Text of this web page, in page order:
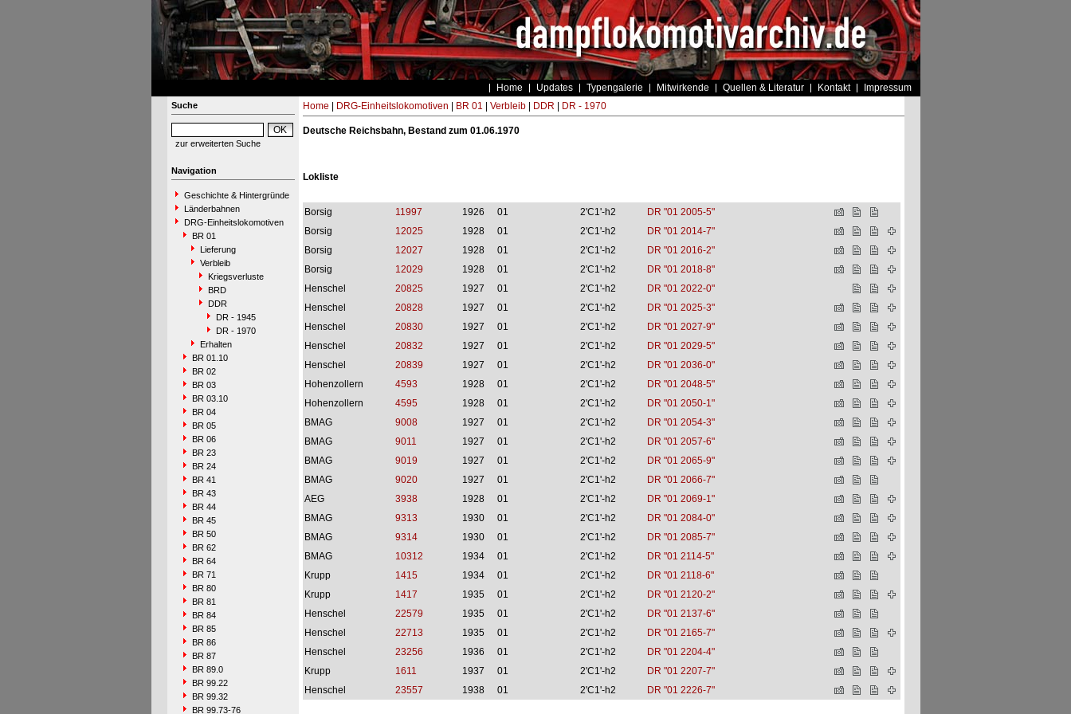
Home Updates Typengalerie Mitwirkende Quellen & Literatur Kontakt Impressum
Suche
zur erweiterten Suche
Navigation
Geschichte & Hintergründe
Länderbahnen
DRG-Einheitslokomotiven
BR 01
Lieferung
Verbleib
Kriegsverluste
BRD
DDR
DR - 1945
DR - 1970
Erhalten
BR 01.10
BR 02
BR 03
BR 03.10
BR 04
BR 05
BR 06
BR 23
BR 24
BR 41
BR 43
BR 44
BR 45
BR 50
BR 62
BR 64
BR 71
BR 80
BR 81
BR 84
BR 85
BR 86
BR 87
BR 89.0
BR 99.22
BR 99.32
BR 99.73-76
Home DRG-Einheitslokomotiven BR 01 Verbleib| DDR DR - 1970
Deutsche Reichsbahn, Bestand zum 01.06.1970
Lokliste
Borsig 11997 1926 01 2'C1'-h2
DR "01 2005-5"
Borsig
12025 1928 01 2'C1'-h2
DR "01 2014-7"
Borsig
12027 1928 01 2'C1'-h2
DR "01 2016-2"
Borsig
12029 1928 01 2'C1'-h2
DR "01 2018-8"
Henschel
20825 1927 01 2'C1'-h2
DR "01 2022-0"
Henschel
20828 1927 01 2'C1'-h2
DR "01 2025-3"
Henschel
20830 1927 01 2'C1'-h2
DR "01 2027-9"
Henschel
20832 1927 01 2'C1'-h2
DR "01 2029-5"
Henschel
20839 1927 01 2'C1'-h2
DR "01 2036-0"
Hohenzollern
4593 1928 01 2'C1'-h2
DR "01 2048-5"
Hohenzollern
4595 1928 01 2'C1'-h2
DR "01 2050-1"
BMAG
9008 1927 01 2'C1'-h2
DR "01 2054-3"
BMAG
9011 1927 01 2'C1'-h2
DR "01 2057-6"
BMAG
9019 1927 01 2'C1'-h2
DR "01 2065-9"
BMAG
9020 1927 01 2'C1'-h2
DR "01 2066-7"
AEG
3938 1928 01 2'C1'-h2
DR "01 2069-1"
BMAG
9313 1930 01 2'C1'-h2
DR "01 2084-0"
BMAG
9314 1930 01 2'C1'-h2
DR "01 2085-7"
BMAG
10312 1934 01 2'C1'-h2
DR "01 2114-5"
Krupp
1415 1934 01 2'C1'-h2
DR "01 2118-6"
Krupp
1417 1935 01 2'C1'-h2
DR "01 2120-2"
Henschel
22579 1935 01 2'C1'-h2
DR "01 2137-6"
Henschel
22713 1935 01 2'C1'-h2
DR "01 2165-7"
Henschel
23256 1936 01 2'C1'-h2
DR "01 2204-4"
Krupp
1611 1937 01 2'C1'-h2
DR "01 2207-7"
Henschel
23557 1938 01 2'C1'-h2 DR "01 2226-7"